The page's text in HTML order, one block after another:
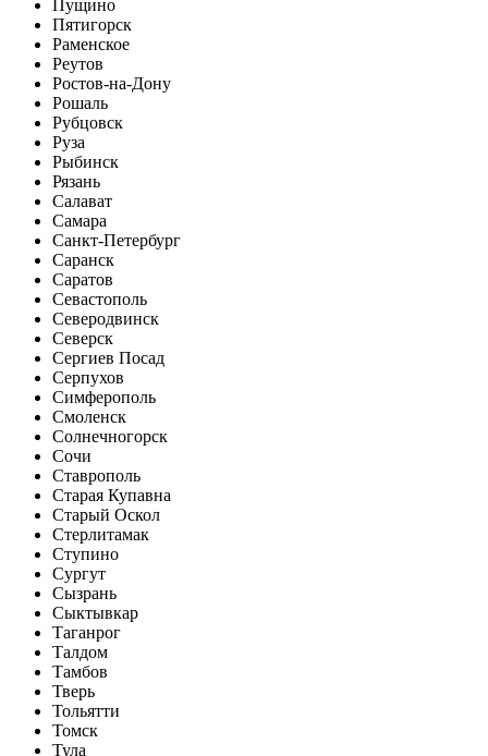
Пущино
Пятигорск
Раменское
Реутов
Ростов-на-Дону
Рошаль
Рубцовск
Руза
Рыбинск
Рязань
Салават
Самара
Санкт-Петербург
Саранск
Саратов
Севастополь
Северодвинск
Северск
Сергиев Посад
Серпухов
Симферополь
Смоленск
Солнечногорск
Сочи
Ставрополь
Старая Купавна
Старый Оскол
Стерлитамак
Ступино
Сургут
Сызрань
Сыктывкар
Таганрог
Талдом
Тамбов
Тверь
Тольятти
Томск
Тула